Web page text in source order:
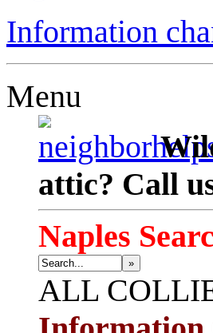
Information
Menu
attic? Call
Naples
»
ALL